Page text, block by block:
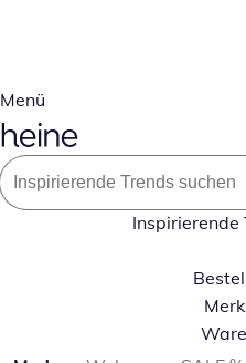
Menü
Inspirierende